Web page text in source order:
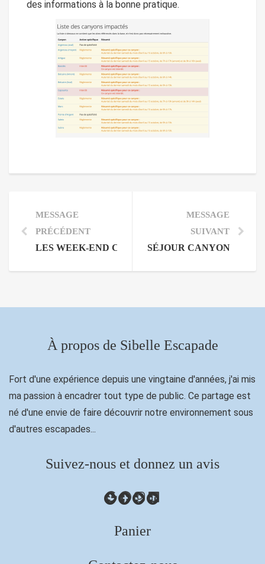
des informations à la bonne pratique.
MESSAGE
PRÉCÉDENT
LES WEEK-END CANYONING DE SEPTEMBRE
MESSAGE
SUIVANT
SÉJOUR CANYONING
À propos de Sibelle Escapade
Fort d'une expérience depuis une vingtaine d'années, j'ai mis
ma passion à encadrer tout type de public. Ce partage est
né d'une envie de faire découvrir notre environnement sous
d'autres escapades...
Suivez-nous et donnez un avis
Google
Facebook
Instagram
LinkedIn
Panier